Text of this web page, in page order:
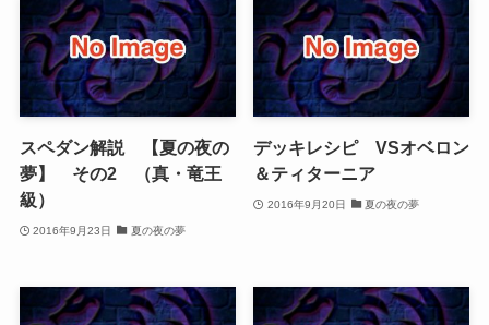
スペダン解説 【夏の夜の
夢】 その2 （真・竜王
級）
2016年9月23日 夏の夜の夢
デッキレシピ VSオベロン
＆ティターニア
2016年9月20日 夏の夜の夢